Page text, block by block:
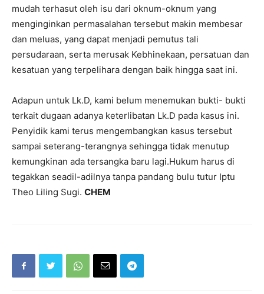
mudah terhasut oleh isu dari oknum-oknum yang
menginginkan permasalahan tersebut makin membesar
dan meluas, yang dapat menjadi pemutus tali
persudaraan, serta merusak Kebhinekaan, persatuan dan
kesatuan yang terpelihara dengan baik hingga saat ini.
Adapun untuk Lk.D, kami belum menemukan bukti- bukti
terkait dugaan adanya keterlibatan Lk.D pada kasus ini.
Penyidik kami terus mengembangkan kasus tersebut
sampai seterang-terangnya sehingga tidak menutup
kemungkinan ada tersangka baru lagi.Hukum harus di
tegakkan seadil-adilnya tanpa pandang bulu tutur Iptu
Theo Liling Sugi. CHEM